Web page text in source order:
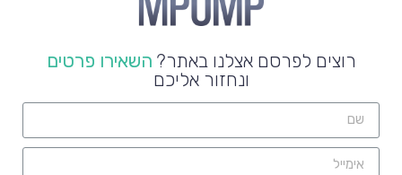
רוצים לפרסם אצלנו באתר? השאירו פרטים
ונחזור אליכם